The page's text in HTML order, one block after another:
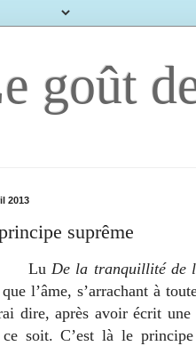
goût
2013
suprême
De la tranquillité de
l’âme, s’arrachant à
dire, après avoir écrit une
ce soit. C’est là le